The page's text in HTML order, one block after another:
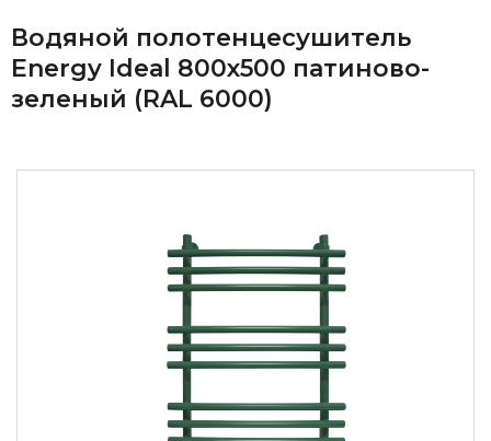
Водяной полотенцесушитель
Energy Ideal 800x500 патиново-
зеленый (RAL 6000)